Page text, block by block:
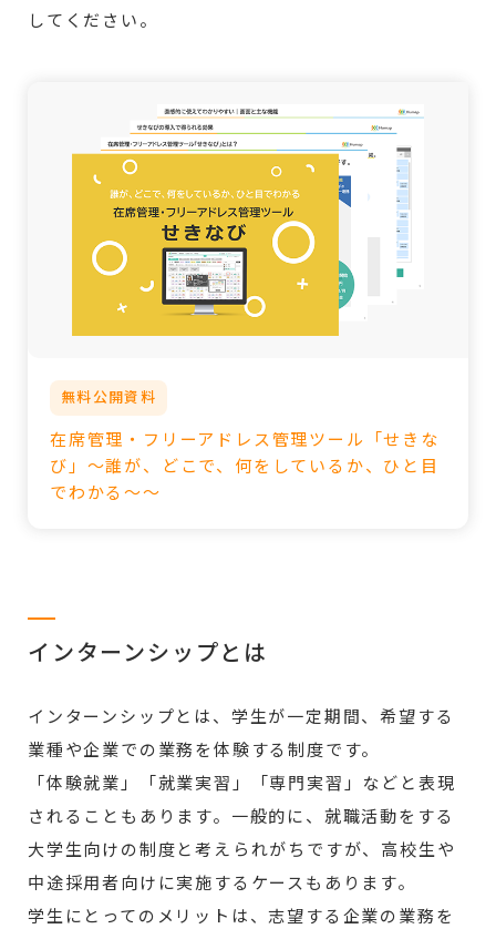
してください。
無料公開資料
在席管理・フリーアドレス管理ツール「せきな
び」～誰が、どこで、何をしているか、ひと目
でわかる～～
インターンシップとは
インターンシップとは、学生が一定期間、希望する
業種や企業での業務を体験する制度です。
「体験就業」「就業実習」「専門実習」などと表現
されることもあります。一般的に、就職活動をする
大学生向けの制度と考えられがちですが、高校生や
中途採用者向けに実施するケースもあります。
学生にとってのメリットは、志望する企業の業務を